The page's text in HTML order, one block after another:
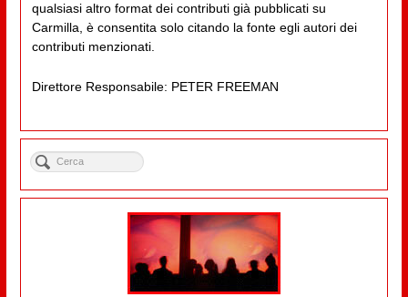
qualsiasi altro format dei contributi già pubblicati su
Carmilla, è consentita solo citando la fonte egli autori dei
contributi menzionati.
Direttore Responsabile: PETER FREEMAN